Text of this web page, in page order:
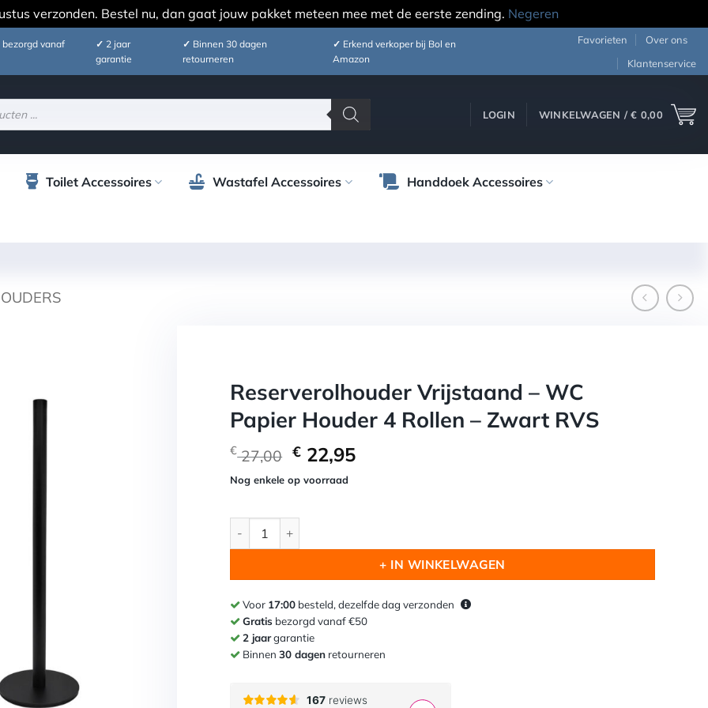
verzonden. Bestel nu, dan gaat jouw pakket meteen mee met de eerste zending. Negeren
vanaf ✓ 2 jaar
garantie
✓ Binnen 30 dagen
retourneren
✓ Erkend verkoper bij Bol en
Amazon
Favorieten
Over ons
Klantenservice
LOGIN WINKELWAGEN /€ 0,00
Toilet Accessoires Wastafel Accessoires Handdoek Accessoires
Reserverolhouder Vrijstaand – WC
Papier Houder 4 Rollen – Zwart RVS
€27,00 Oorspronkelijke
prijs
was:
€22,95Huidige
Nog enkele op voorraad
Reserverolhouder Vrijstaand - WC Papier Houder 4 Rollen - Zwart RVS aantal
+ IN WINKELWAGEN
Voor 17:00 besteld, dezelfde dag verzonden
Gratis bezorgd vanaf €50
2 jaargarantie
Binnen30 dagen retourneren